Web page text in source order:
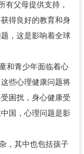
有父母提供支持，
得良好的教育和身
，这是影响着全球
和青少年面临着心
些心理健康问题将
困扰，身心健康受
国，心理问题是影
，其中也包括孩子